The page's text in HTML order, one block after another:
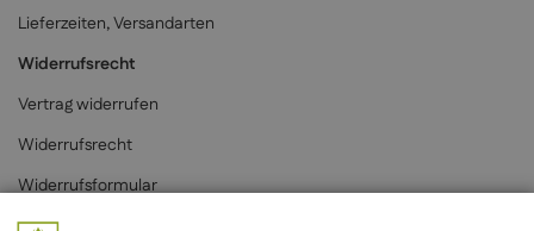
Lieferzeiten, Versandarten
Widerrufsrecht
Vertrag widerrufen
Widerrufsrecht
Widerrufsformular